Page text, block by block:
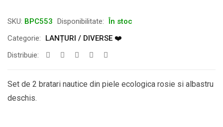
SKU: BPC553 Disponibilitate: În stoc
Categorie:
LANȚURI / DIVERSE ❤️
Distribuie:
Set de 2 bratari nautice din piele ecologica rosie si albastru
deschis.